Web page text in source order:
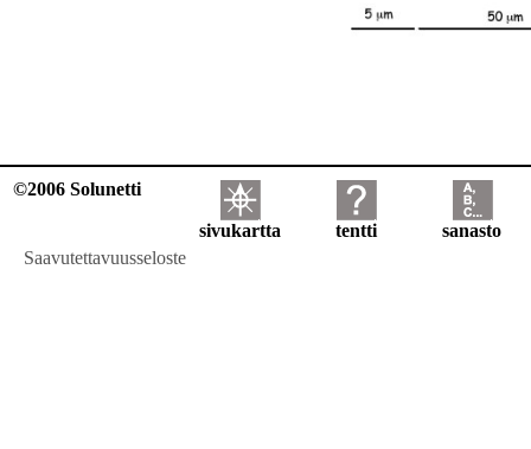
©2006 Solunetti
sivukartta tentti
sanasto
Saavutettavuusseloste